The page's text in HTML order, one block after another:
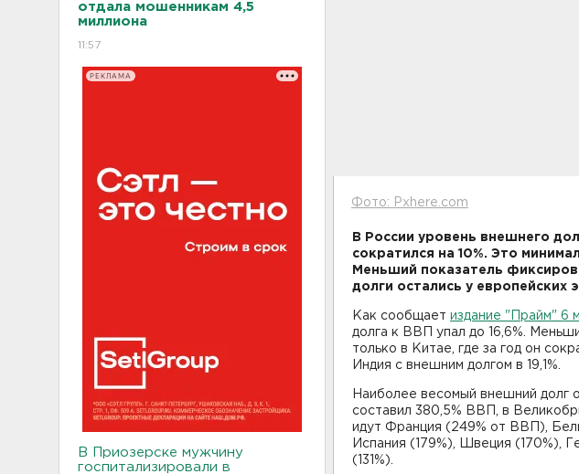
отдала мошенникам 4,5
миллиона
11:57
РЕКЛАМА
В Приозерске мужчину
госпитализировали в
Фото: Pxhere.com
В России уровень внешнего
сократился на 10%. Это
Меньший показатель
долги остались у европейских
Как сообщает издание "Прайм" 6
долга к ВВП упал до 16,6%.
только в Китае, где за год он
Индия с внешним долгом в 19,1%.
Наиболее весомый внешний долг
составил 380,5% ВВП, в
идут Франция (249% от ВВП),
Испания (179%), Швеция (170%),
(131%).